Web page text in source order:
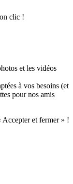
clic !
et les vidéos
à vos besoins (et
pour nos amis
Accepter et fermer » !